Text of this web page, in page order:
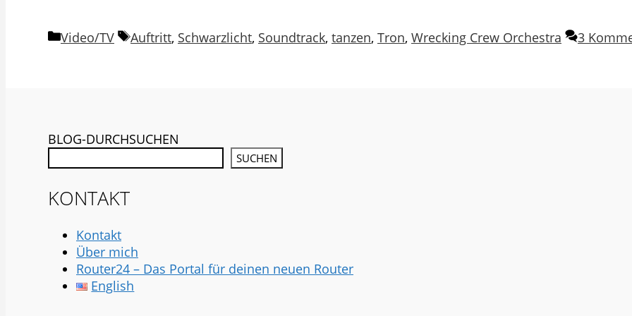
Kategorien
Video/TV Schlagwörter
Auftritt, Schwarzlicht, Soundtrack, tanzen, Tron, Wrecking Crew Orchestra 3
BLOG-DURCHSUCHEN
SUCHEN
KONTAKT
Kontakt
Über mich
Router24 – Das Portal für deinen neuen Router
English